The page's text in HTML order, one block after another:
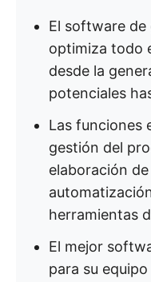
El software
optimiza todo
desde la
potenciales
Las funciones
gestión del
elaboración
herramientas
El mejor
para su